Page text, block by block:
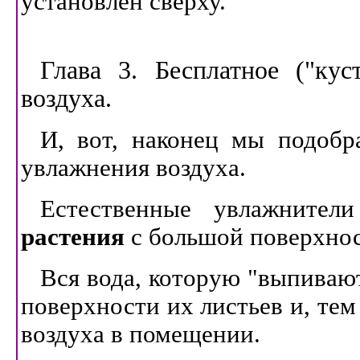
Глава 3. Бесплатное
воздуха.
И, вот, наконец мы
увлажнения воздуха.
Естественные
растения с большой
Вся вода, которую
поверхности их листьев и,
воздуха в помещении.